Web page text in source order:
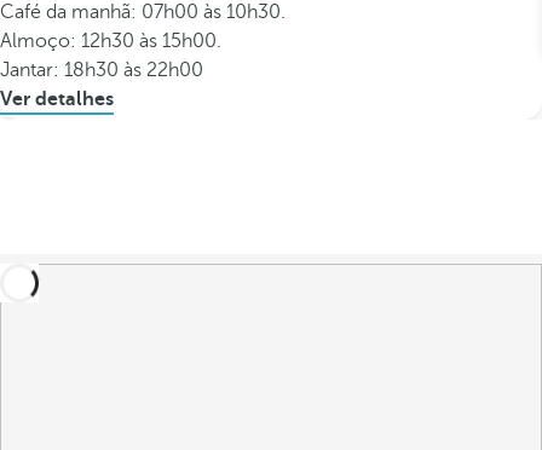
Café da manhã: 07h00 às 10h30.
Almoço: 12h30 às 15h00.
Jantar: 18h30 às 22h00
Ver detalhes